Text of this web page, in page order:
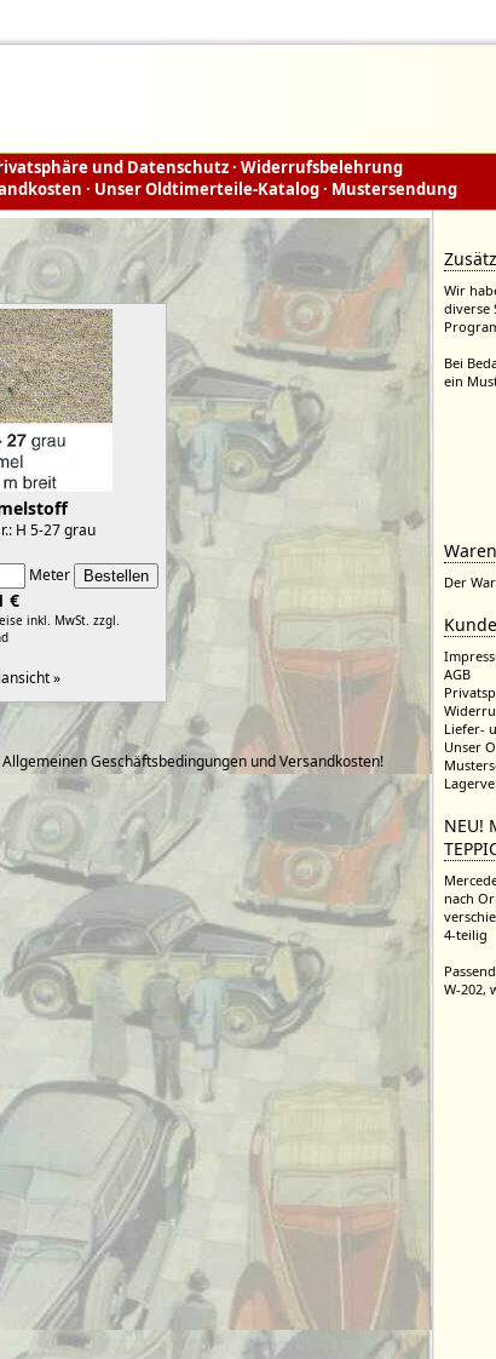
und Datenschutz· Widerrufsbelehrung
· Unser Oldtimerteile-Katalog· Mustersendung
H 5-27 grau
Meter
€
inkl. MwSt. zzgl.
»
Geschäftsbedingungen und Versandkosten!
Wir
diverse
Bei
ein
Der
AGB
Liefer-
Unser
NEU!
nach
4-teilig
W-202,